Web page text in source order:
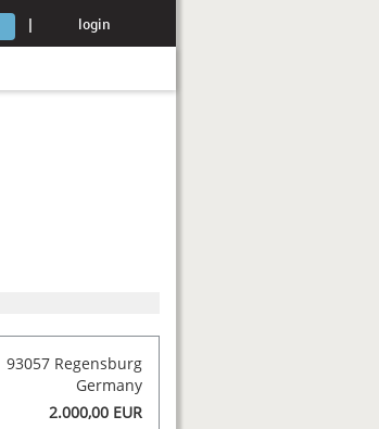
| login
93057 Regensburg
Germany
2.000,00 EUR